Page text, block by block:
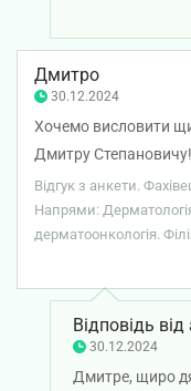
Ваша
нагорода для
Дмитро
30.12.2024
Хочемо висловити
Дмитру
фахівець, який
кожного питання.
допомогти
Відгук з анкети.
Напрями:
дерматоонкологія.
Відповідь від
30.12.2024
Дмитре, щиро